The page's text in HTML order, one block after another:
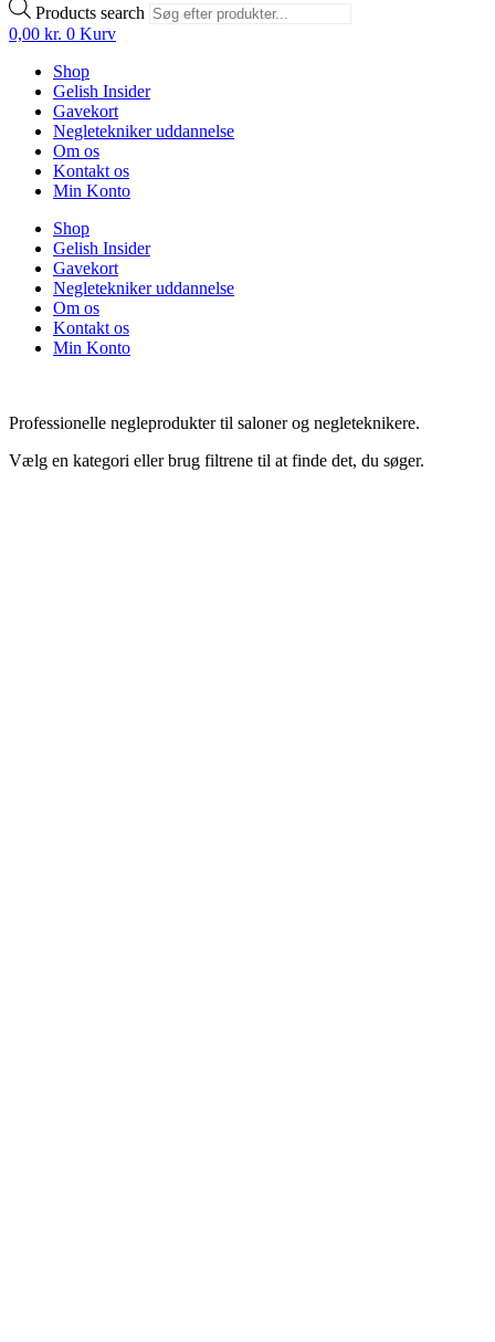
Products search
0,00 kr. 0 Kurv
Shop
Gelish Insider
Gavekort
Negletekniker uddannelse
Om os
Kontakt os
Min Konto
Shop
Gelish Insider
Gavekort
Negletekniker uddannelse
Om os
Kontakt os
Min Konto
Professionelle negleprodukter til saloner og negleteknikere.
Vælg en kategori eller brug filtrene til at finde det, du søger.